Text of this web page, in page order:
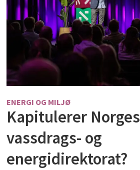
ENERGI OG MILJØ
Kapitulerer Norges
vassdrags- og
energidirektorat?